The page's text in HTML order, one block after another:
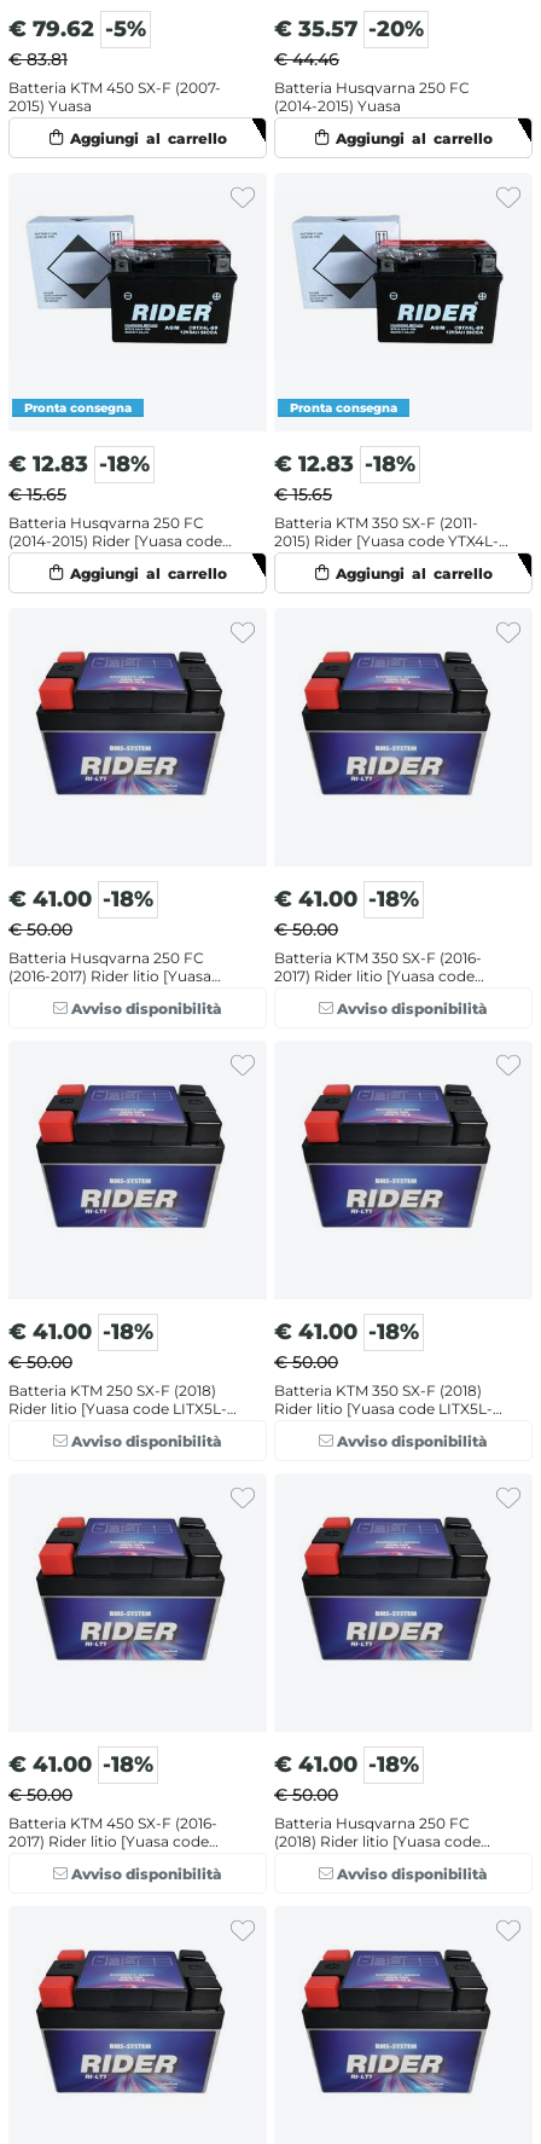
€ 79.62 -5%
€ 83.81
Batteria KTM 450 SX-F (2007-
2015) Yuasa
€ 35.57 -20%
€ 44.46
Batteria Husqvarna 250 FC
(2014-2015) Yuasa
€ 12.83 -18%
€ 15.65
Batteria Husqvarna 250 FC
(2014-2015) Rider [Yuasa code
YTX4L-BS]
€ 12.83 -18%
€ 15.65
Batteria KTM 350 SX-F (2011-
2015) Rider [Yuasa code YTX4L-
BS]
€ 41.00 -18%
€ 50.00
Batteria Husqvarna 250 FC
(2016-2017) Rider litio [Yuasa
Avviso disponibilità
€ 41.00 -18%
€ 50.00
Batteria KTM 350 SX-F (2016-
2017) Rider litio [Yuasa code
Avviso disponibilità
€ 41.00 -18%
€ 50.00
Batteria KTM 250 SX-F (2018)
Rider litio [Yuasa code LITX5L-
Avviso disponibilità
€ 41.00 -18%
€ 50.00
Batteria KTM 350 SX-F (2018)
Rider litio [Yuasa code LITX5L-
Avviso disponibilità
€ 41.00 -18%
€ 50.00
Batteria KTM 450 SX-F (2016-
2017) Rider litio [Yuasa code
Avviso disponibilità
€ 41.00 -18%
€ 50.00
Batteria Husqvarna 250 FC
(2018) Rider litio [Yuasa code
Avviso disponibilità